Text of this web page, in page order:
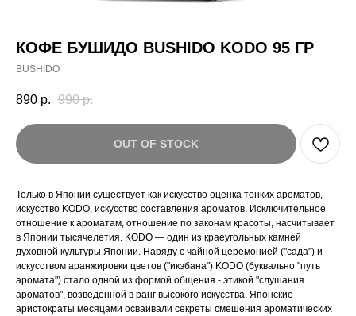
КОФЕ БУШИДО BUSHIDO KODO 95 ГР
BUSHIDO
890 р. 990 р.
OUT OF STOCK
Только в Японии существует как искусство оценка тонких ароматов,
искусство KODO, искусство составления ароматов. Исключительное
отношение к ароматам, отношение по законам красоты, насчитывает
в Японии тысячелетия. KODO — один из краеугольных камней
духовной культуры Японии. Наряду с чайной церемонией ("сада") и
искусством аранжировки цветов ("икэбана") KODO (буквально "путь
аромата") стало одной из формой общения - этикой "слушания
ароматов", возведенной в ранг высокого искусства. Японские
аристократы месяцами осваивали секреты смешения ароматических